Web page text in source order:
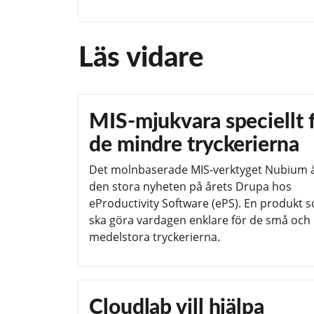
Läs vidare
MIS-mjukvara speciellt
de mindre tryckerierna
Det molnbaserade MIS-verktyget Nubium
den stora nyheten på årets Drupa hos
eProductivity Software (ePS). En produkt
ska göra vardagen enklare för de små och
medelstora tryckerierna.
Cloudlab vill hjälpa